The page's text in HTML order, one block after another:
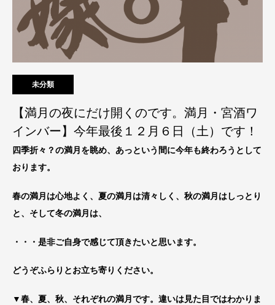
未分類
【満月の夜にだけ開くのです。満月・宮酒ワ
インバー】今年最後１２月６日（土）です！
四季折々？の満月を眺め、あっという間に今年も終わろうとして
おります。
春の満月は心地よく、夏の満月は清々しく、秋の満月はしっとり
と、そして冬の満月は、
・・・是非ご自身で感じて頂きたいと思います。
どうぞふらりとお立ち寄りください。
▼春、夏、秋、それぞれの満月です。違いは見た目ではわかりま